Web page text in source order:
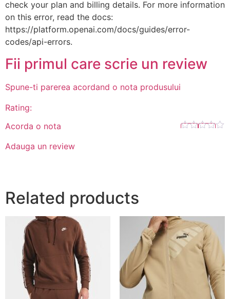
check your plan and billing details. For more information
on this error, read the docs:
https://platform.openai.com/docs/guides/error-
codes/api-errors.
Fii primul care scrie un review
Spune-ti parerea acordand o nota produsului
Rating:
Acorda o nota
Adauga un review
Related products